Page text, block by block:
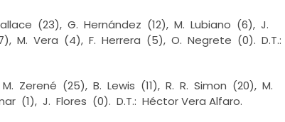
(23), G. Hernández (12), M. Lubiano (6), J.
M. Vera (4), F. Herrera (5), O. Negrete (0). D.T.:
Zerené (25), B. Lewis (11), R. R. Simon (20), M.
(1), J. Flores (0). D.T.: Héctor Vera Alfaro.